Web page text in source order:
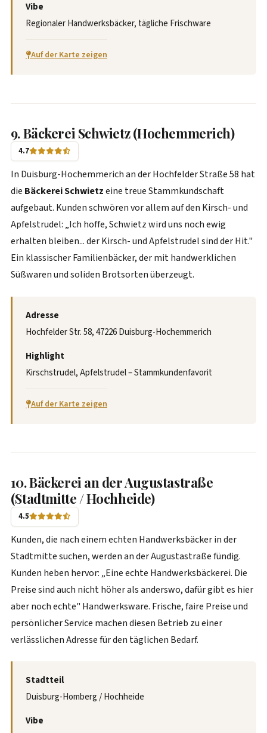
Vibe
Regionaler Handwerksbäcker, tägliche Frischware
Auf der Karte zeigen
9. Bäckerei Schwietz (Hochemmerich)
4.7
In Duisburg-Hochemmerich an der Hochfelder Straße 58 hat
die Bäckerei Schwietzeine treue Stammkundschaft
aufgebaut. Kunden schwören vor allem auf den Kirsch- und
Apfelstrudel: „Ich hoffe, Schwietz wird uns noch ewig
erhalten bleiben... der Kirsch- und Apfelstrudel sind der Hit."
Ein klassischer Familienbäcker, der mit handwerklichen
Süßwaren und soliden Brotsorten überzeugt.
Adresse
Hochfelder Str. 58, 47226 Duisburg-Hochemmerich
Highlight
Kirschstrudel, Apfelstrudel – Stammkundenfavorit
Auf der Karte zeigen
10. Bäckerei an der Augustastraße
(Stadtmitte / Hochheide)
4.5
Kunden, die nach einem echten Handwerksbäcker in der
Stadtmitte suchen, werden an der Augustastraße fündig.
Kunden heben hervor: „Eine echte Handwerksbäckerei. Die
Preise sind auch nicht höher als anderswo, dafür gibt es hier
aber noch echte" Handwerksware. Frische, faire Preise und
persönlicher Service machen diesen Betrieb zu einer
verlässlichen Adresse für den täglichen Bedarf.
Stadtteil
Duisburg-Homberg / Hochheide
Vibe